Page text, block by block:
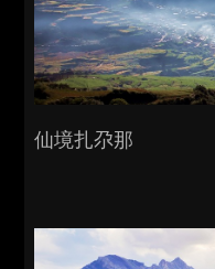
仙境扎尕那